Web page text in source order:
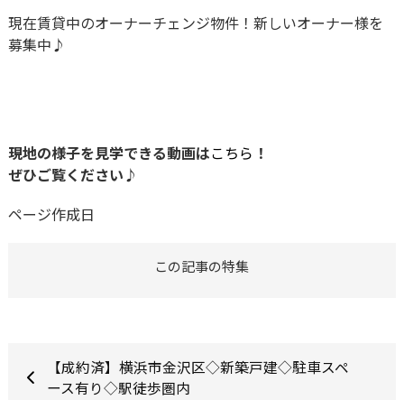
現在賃貸中のオーナーチェンジ物件！新しいオーナー様を
募集中♪
現地の様子を見学できる動画はこちら ！
ぜひご覧ください♪
ページ作成日
この記事の特集
【成約済】横浜市金沢区◇新築戸建◇駐車スペ
ース有り◇駅徒歩圏内